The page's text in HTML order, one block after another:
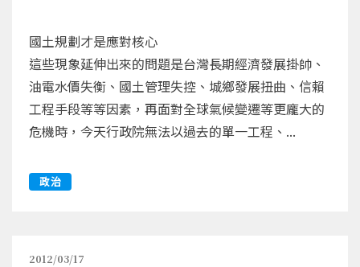
國土規劃才是應對核心
這些現象延伸出來的問題是台灣長期經濟發展掛帥、
油電水價失衡、國土管理失控、城鄉發展扭曲、信賴
工程手段等等因素，再面對全球氣候變遷等更龐大的
危機時，今天行政院無法以過去的單一工程、...
政治
2012/03/17